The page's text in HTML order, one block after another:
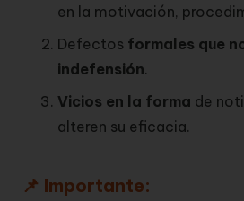
en la motivación,
Defectos formales que
indefensión.
Vicios en la forma de
alteren su eficacia.
📌 Importante: